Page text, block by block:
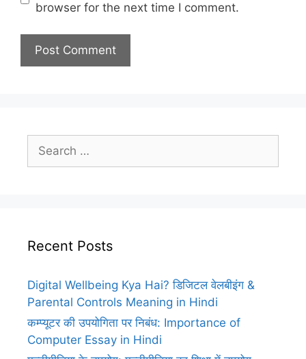
browser for the next time I comment.
for:
Recent Posts
Digital Wellbeing Kya Hai? डिजिटल वेलबीइंग &
Parental Controls Meaning in Hindi
कम्प्यूटर की उपयोगिता पर निबंध: Importance of
Computer Essay in Hindi